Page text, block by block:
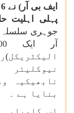
پہلی اہلیت
جوہری سلسلہ
نابھیکیہ
بنایا ہے ۔